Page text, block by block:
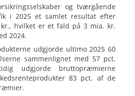
og tværgående
i 2025 et samlet resultat efter
hvilket er et fald på 3 mia. kr.
2024.
udgjorde ultimo 2025 60
sammenlignet med 57 pct.
udgjorde bruttopræmierne
83 pct. af de